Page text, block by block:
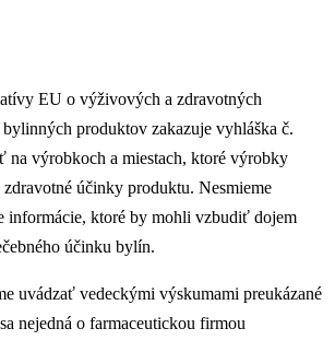
EU o výživových a zdravotných
produktov zakazuje vyhláška č.
na výrobkoch a miestach, ktoré výrobky
účinky produktu. Nesmieme
informácie, ktoré by mohli vzbudiť dojem
účinku bylín.
uvádzať vedeckými výskumami preukázané
nejedná o farmaceutickou firmou